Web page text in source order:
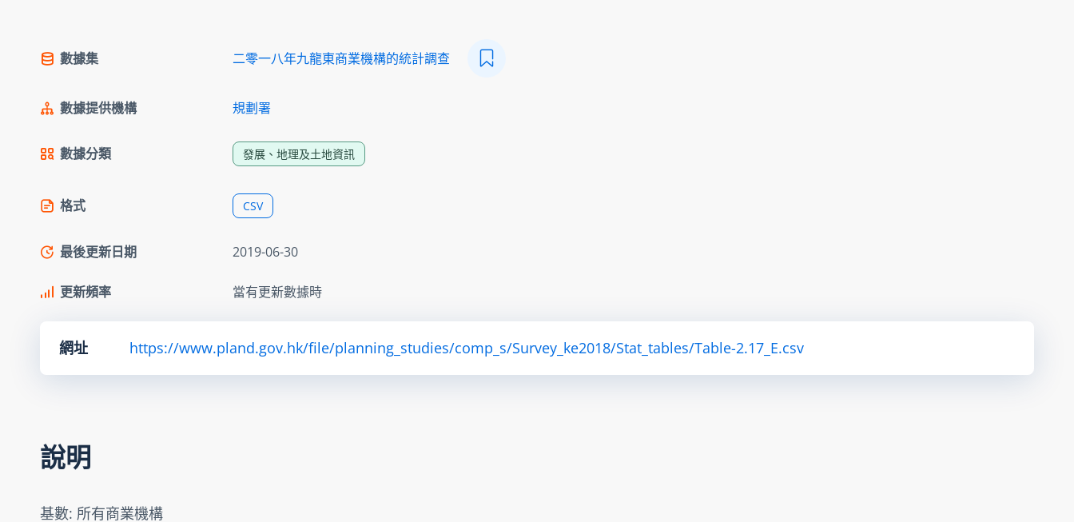
數據集 二零一八年九龍東商業機構的統計調查
數據提供機構 規劃署
數據分類 發展、地理及土地資訊
格式 CSV
最後更新日期 2019-06-30
更新頻率 當有更新數據時
網址 https://www.pland.gov.hk/file/planning_studies/comp_s/Survey_ke2018/Stat_tables/Table-2.17_E.csv
說明
基數: 所有商業機構